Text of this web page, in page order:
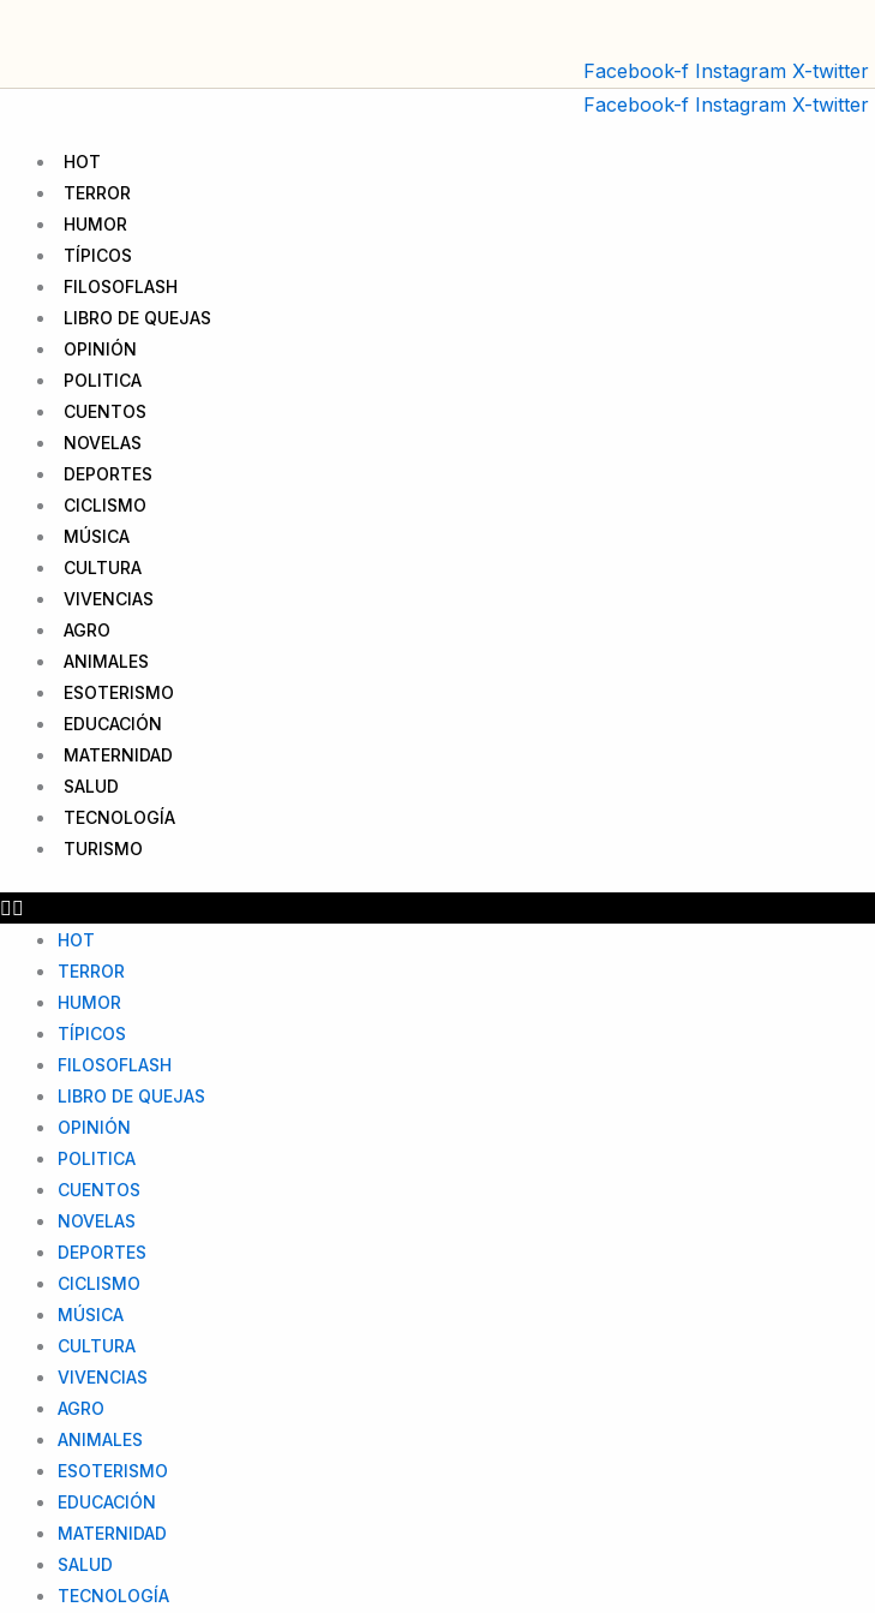
Facebook-f Instagram X-twitter
Facebook-f Instagram X-twitter
HOT
TERROR
HUMOR
TÍPICOS
FILOSOFLASH
LIBRO DE QUEJAS
OPINIÓN
POLITICA
CUENTOS
NOVELAS
DEPORTES
CICLISMO
MÚSICA
CULTURA
VIVENCIAS
AGRO
ANIMALES
ESOTERISMO
EDUCACIÓN
MATERNIDAD
SALUD
TECNOLOGÍA
TURISMO
HOT
TERROR
HUMOR
TÍPICOS
FILOSOFLASH
LIBRO DE QUEJAS
OPINIÓN
POLITICA
CUENTOS
NOVELAS
DEPORTES
CICLISMO
MÚSICA
CULTURA
VIVENCIAS
AGRO
ANIMALES
ESOTERISMO
EDUCACIÓN
MATERNIDAD
SALUD
TECNOLOGÍA